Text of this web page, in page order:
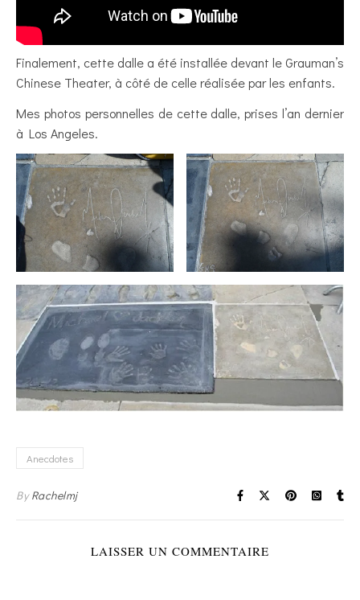
Finalement, cette dalle a été installée devant le Grauman’s
Chinese Theater, à côté de celle réalisée par les enfants.
Mes photos personnelles de cette dalle, prises l’an dernier
à Los Angeles.
Anecdotes
ByRachelmj
LAISSER UN COMMENTAIRE